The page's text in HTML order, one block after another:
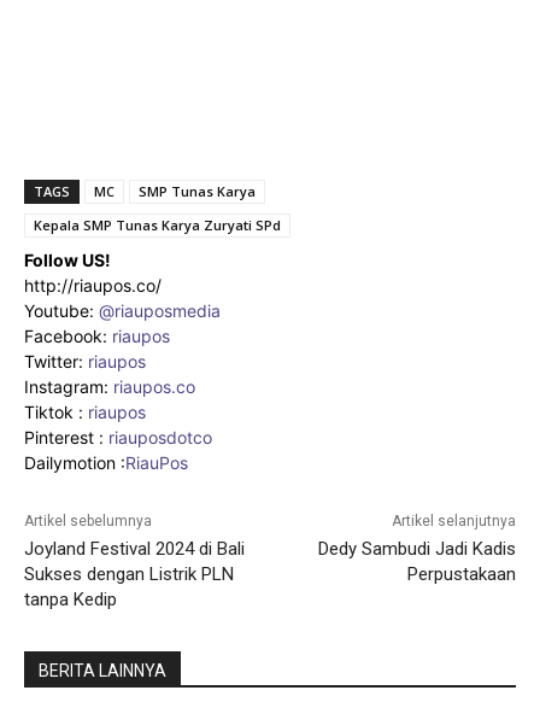
TAGS MC
SMP Tunas Karya
Kepala SMP Tunas Karya Zuryati SPd
Follow US!
http://riaupos.co/
Youtube: @riauposmedia
Facebook: riaupos
Twitter: riaupos
Instagram: riaupos.co
Tiktok : riaupos
Pinterest : riauposdotco
Dailymotion :RiauPos
Artikel sebelumnya
Joyland Festival 2024 di Bali
Sukses dengan Listrik PLN
tanpa Kedip
Artikel selanjutnya
Dedy Sambudi Jadi Kadis
Perpustakaan
BERITA LAINNYA